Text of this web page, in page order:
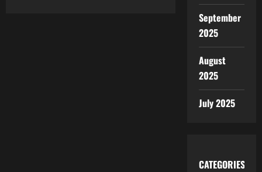
September
2025
August
2025
July 2025
CATEGORIES